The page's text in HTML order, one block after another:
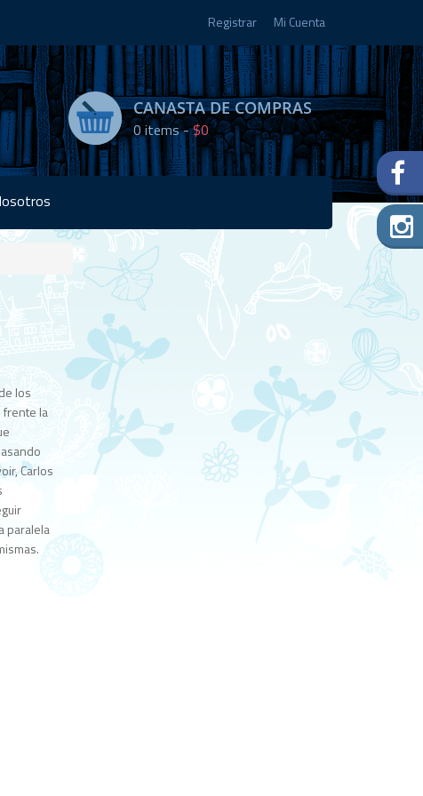
Registrar Mi Cuenta
CANASTA DE COMPRAS
0items -$0
los
frente la
Carlos
paralela
Disponibilidad:
stock